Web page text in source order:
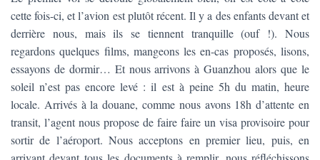
cette fois-ci, et l’avion est plutôt récent. Il y a des enfants devant et
derrière nous, mais ils se tiennent tranquille (ouf !). Nous
regardons quelques films, mangeons les en-cas proposés, lisons,
essayons de dormir… Et nous arrivons à Guanzhou alors que le
soleil n’est pas encore levé : il est à peine 5h du matin, heure
locale. Arrivés à la douane, comme nous avons 18h d’attente en
transit, l’agent nous propose de faire faire un visa provisoire pour
sortir de l’aéroport. Nous acceptons en premier lieu, puis, en